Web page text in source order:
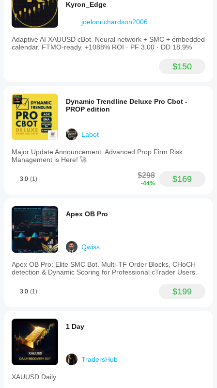
Kyron_Edge
joelonrichardson2006
Adaptive AI XAUUSD cBot. Neural network + SMC + embedded
calendar. FTMO-ready. +1088% ROI · PF 3.00 · DD 18.9%
$150
Dynamic Trendline Deluxe Pro Cbot -
PROP edition
Labot
Major Update Announcement: Advanced Prop Firm Risk
Management is Here! 🚀
3.0 (1) $298
-44% $169
Apex OB Pro
Qwiss
Apex OB Pro: Elite SMC Bot. Multi-TF Order Blocks, CHoCH
detection & Dynamic Scoring for Professional cTrader Users.
3.0 (1) $199
1 Day
TradersHub
XAUUSD Daily